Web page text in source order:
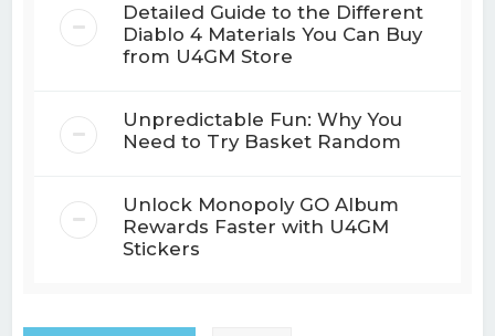
Detailed Guide to the Different
Diablo 4 Materials You Can Buy
from U4GM Store
Unpredictable Fun: Why You
Need to Try Basket Random
Unlock Monopoly GO Album
Rewards Faster with U4GM
Stickers